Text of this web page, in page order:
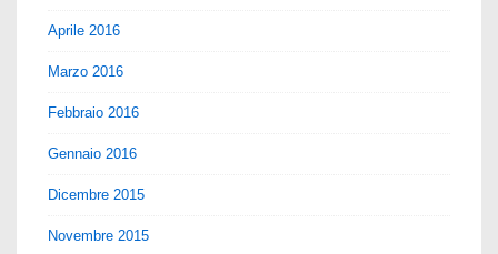
Aprile 2016
Marzo 2016
Febbraio 2016
Gennaio 2016
Dicembre 2015
Novembre 2015